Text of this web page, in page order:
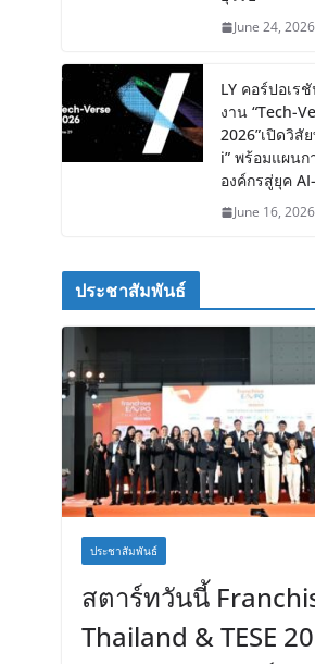
June 24, 2026
LY คอร์ปอเร
งาน “Tech-
2026”เปิดวิสั
i” พร้อมแผน
องค์กรสู่ยุค
June 16, 2026
ประชาสัมพันธ์
ประชาสัมพันธ์
สตาร์ทวันนี้
Thailand & TESE